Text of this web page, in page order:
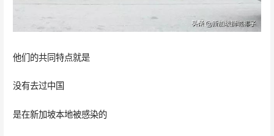
他们的共同特点就是
没有去过中国
是在新加坡本地被感染的